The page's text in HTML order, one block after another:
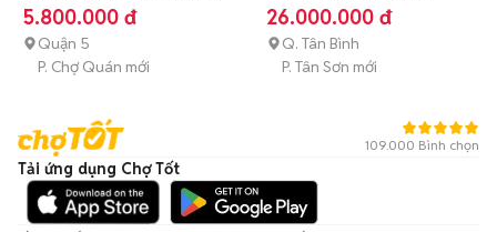
5.800.000 đ
Quận 5
P. Chợ Quán mới
chữa) 3 tháng
26.000.000 đ
Q. Tân Bình
P. Tân Sơn mới
109.000 Bình chọn
Tải ứng dụng Chợ Tốt